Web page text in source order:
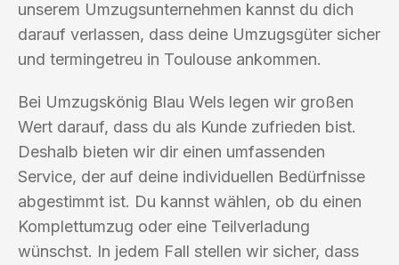
unserem Umzugsunternehmen kannst du dich
darauf verlassen, dass deine Umzugsgüter sicher
und termingetreu in Toulouse ankommen.
Bei Umzugskönig Blau Wels legen wir großen
Wert darauf, dass du als Kunde zufrieden bist.
Deshalb bieten wir dir einen umfassenden
Service, der auf deine individuellen Bedürfnisse
abgestimmt ist. Du kannst wählen, ob du einen
Komplettumzug oder eine Teilverladung
wünschst. In jedem Fall stellen wir sicher, dass